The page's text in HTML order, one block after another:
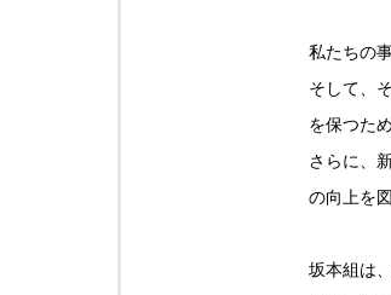
私たちの
そして、
を保つた
さらに、
の向上を
坂本組は